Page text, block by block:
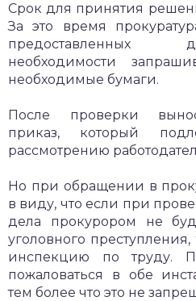
Срок для принятия
За это время
предоставленных
необходимости
необходимые бумаги.
После проверки
приказ, который
рассмотрению
Но при обращении в
в виду, что если при
дела прокурором не
уголовного
инспекцию по труду.
пожаловаться в обе
тем более что это не